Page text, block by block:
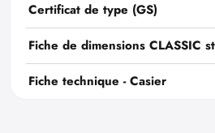
Certificat de type (GS)
Fiche de dimensions CLASSIC
Fiche technique - Casier